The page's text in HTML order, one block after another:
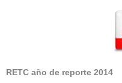
RETC año de reporte 2014